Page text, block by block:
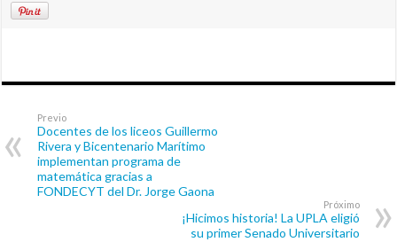
Previo
Docentes de los liceos Guillermo
Rivera y Bicentenario Marítimo
implementan programa de
matemática gracias a
FONDECYT del Dr. Jorge Gaona
Próximo
¡Hicimos historia! La UPLA eligió
su primer Senado Universitario